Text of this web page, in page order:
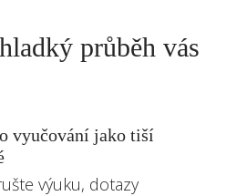
průběh vás
vyučování jako tiší
výuku, dotazy